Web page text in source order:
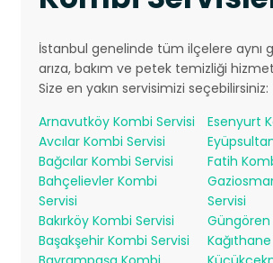
İstanbul genelinde tüm ilçelere aynı
arıza, bakım ve petek temizliği
Size en yakın servisimizi seçebilirsiniz:
Arnavutköy Kombi Servisi
Avcılar Kombi Servisi
Bağcılar Kombi Servisi
Bahçelievler Kombi
Servisi
Bakırköy Kombi Servisi
Başakşehir Kombi Servisi
Esenyurt
Fatih
Servisi
Güngören